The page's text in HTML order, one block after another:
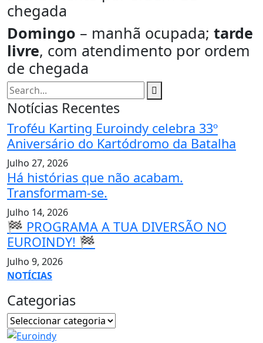
chegada
Domingo – manhã ocupada; tarde
livre, com atendimento por ordem
de chegada
Notícias Recentes
Troféu Karting Euroindy celebra 33º
Aniversário do Kartódromo da Batalha
Julho 27, 2026
Há histórias que não acabam.
Transformam-se.
Julho 14, 2026
🏁 PROGRAMA A TUA DIVERSÃO NO
EUROINDY! 🏁
Julho 9, 2026
NOTÍCIAS
Categorias